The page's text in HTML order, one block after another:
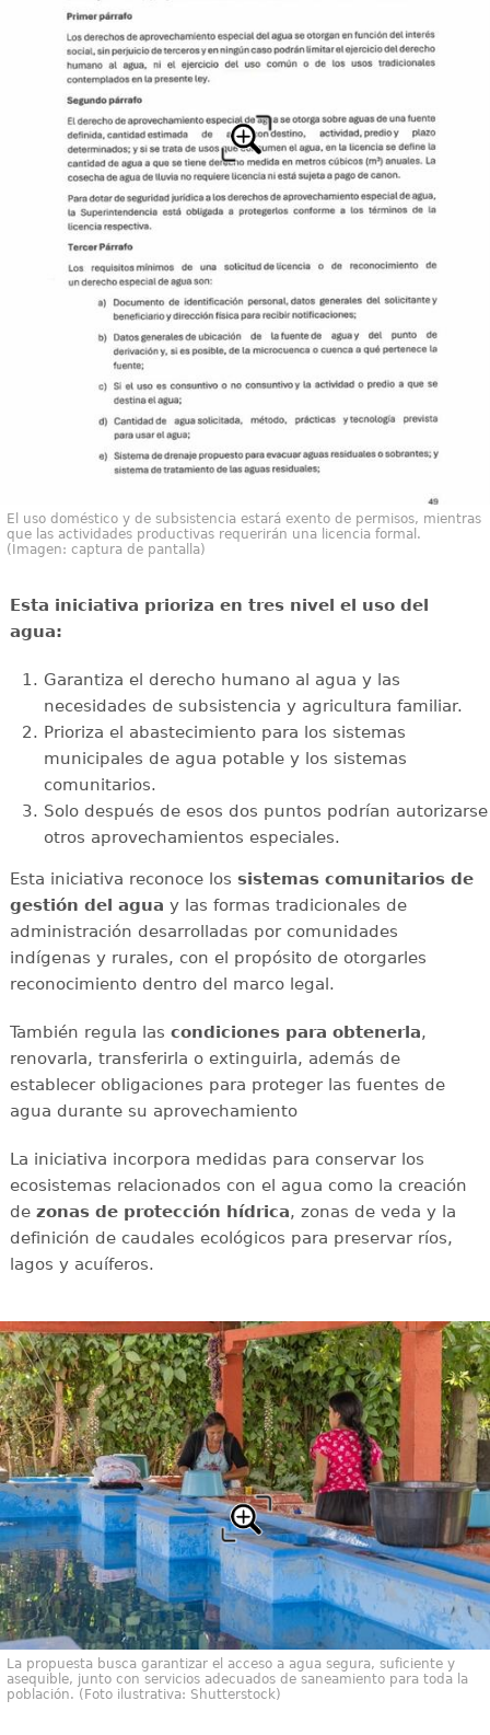
El uso doméstico y de subsistencia estará exento de permisos, mientras
que las actividades productivas requerirán una licencia formal.
(Imagen: captura de pantalla)
Esta iniciativa prioriza en tres nivel el uso del
agua:
Garantiza el derecho humano al agua y las
necesidades de subsistencia y agricultura familiar.
Prioriza el abastecimiento para los sistemas
municipales de agua potable y los sistemas
comunitarios.
Solo después de esos dos puntos podrían autorizarse
otros aprovechamientos especiales.
Esta iniciativa reconoce los sistemas comunitarios de
gestión del agua y las formas tradicionales de
administración desarrolladas por comunidades
indígenas y rurales, con el propósito de otorgarles
reconocimiento dentro del marco legal.
También regula las condiciones para obtenerla,
renovarla, transferirla o extinguirla, además de
establecer obligaciones para proteger las fuentes de
agua durante su aprovechamiento
La iniciativa incorpora medidas para conservar los
ecosistemas relacionados con el agua como la creación
de zonas de protección hídrica, zonas de veda y la
definición de caudales ecológicos para preservar ríos,
lagos y acuíferos.
La propuesta busca garantizar el acceso a agua segura, suficiente y
asequible, junto con servicios adecuados de saneamiento para toda la
población. (Foto ilustrativa: Shutterstock)